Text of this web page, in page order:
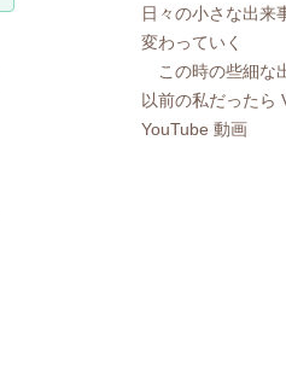
日々の小さな出来
変わっていく
この時の些細な
以前の私だったら
YouTube 動画